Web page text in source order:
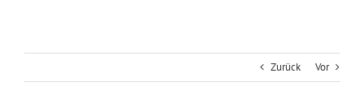
Zurück Vor